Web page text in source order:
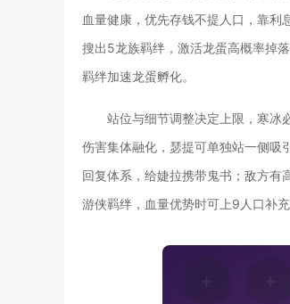
血量健康，优先存钱不提人口，靠利
搜出5龙族羁绊，激活龙蛋高概率掉
羁绊加速龙蛋孵化。
站位与细节调整决定上限，寒冰
伤害集体融化，瑟提可单独站一侧吸
回复体系，给婕拉携带鬼书；敌方有
游侠羁绊，血量优势时可上9人口补充